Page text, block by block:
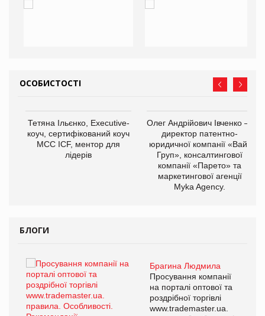
ОСОБИСТОСТІ
Тетяна Ільєнко, Executive-
коуч, сертифікований коуч
МСС ICF, ментор для
лідерів
Олег Андрійович Івченко —
директор патентно-
юридичної компанії «Вайз
Груп», консалтингової
компанії «Парето» та
маркетингової агенції
Myka Agency.
БЛОГИ
Брагина Людмила
Просування компанії
на порталі оптової та
роздрібної торгівлі
www.trademaster.ua.